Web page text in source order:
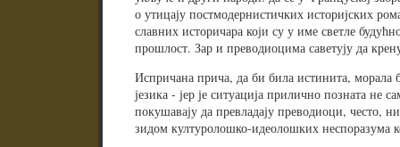
о утицају постмодернистичких историјских
славних историчара који су у име светле
прошлост. Зар и преводиоцима саветују да
Испричана прича, да би била истинита, морала
језика - јер је ситуација прилично позната не
покушавају да превладају преводиоци, често,
зидом културолошко-идеолошких неспоразума